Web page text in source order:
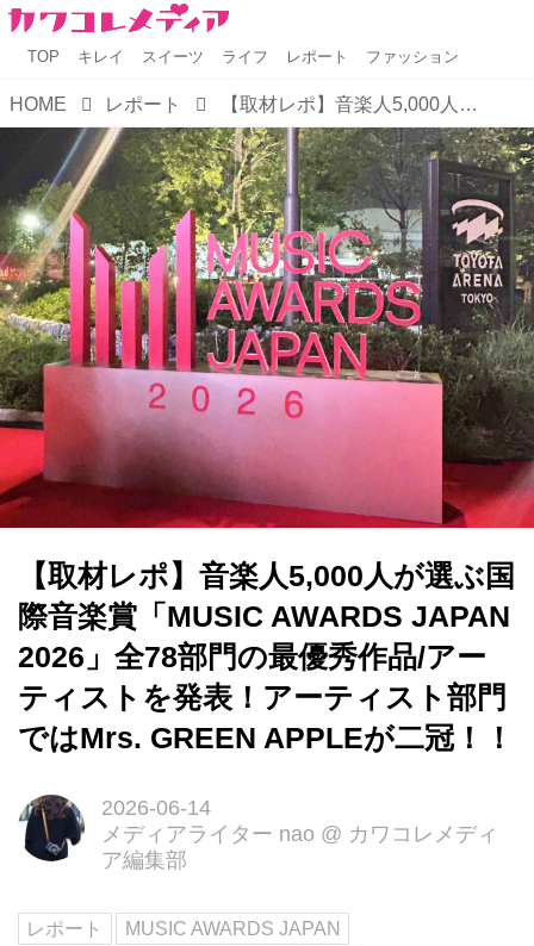
TOP キレイ スイーツ ライフ レポート ファッション
HOME レポート 【取材レポ】音楽人5,000人が選ぶ国際音楽賞「MUSIC AWARDS JAPAN 2026」全78部門の最優秀作品/アーティストを発表！アーティスト部門ではMrs. GREEN APPLEが二冠！！
【取材レポ】音楽人5,000人が選ぶ国
際音楽賞「MUSIC AWARDS JAPAN
2026」全78部門の最優秀作品/アー
ティストを発表！アーティスト部門
ではMrs. GREEN APPLEが二冠！！
2026-06-14
メディアライター nao @ カワコレメディ
ア編集部
レポート
MUSIC AWARDS JAPAN